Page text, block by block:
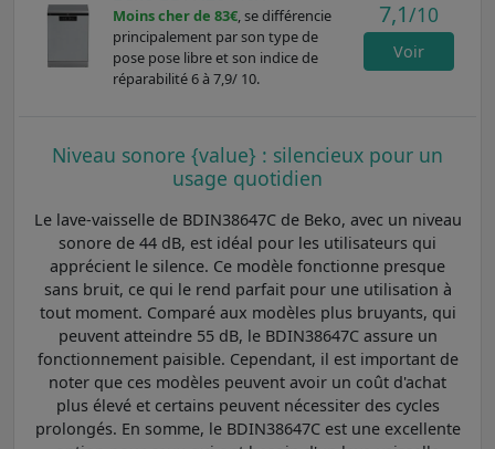
Moins cher de 83€, se différencie
principalement par son type de
pose pose libre et son indice de
réparabilité 6 à 7,9/ 10.
7,1/10
Voir
Niveau sonore {value} : silencieux pour un
usage quotidien
Le lave-vaisselle de BDIN38647C de Beko, avec un niveau
sonore de 44 dB, est idéal pour les utilisateurs qui
apprécient le silence. Ce modèle fonctionne presque
sans bruit, ce qui le rend parfait pour une utilisation à
tout moment. Comparé aux modèles plus bruyants, qui
peuvent atteindre 55 dB, le BDIN38647C assure un
fonctionnement paisible. Cependant, il est important de
noter que ces modèles peuvent avoir un coût d'achat
plus élevé et certains peuvent nécessiter des cycles
prolongés. En somme, le BDIN38647C est une excellente